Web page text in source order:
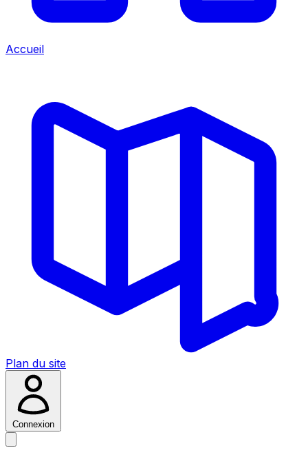
Accueil
Plan du site
Connexion